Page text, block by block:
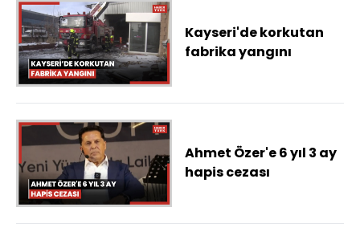
Kayseri'de korkutan
fabrika yangını
Ahmet Özer'e 6 yıl 3 ay
hapis cezası